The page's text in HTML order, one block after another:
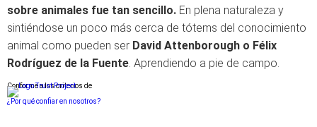
sobre animales fue tan sencillo. En plena naturaleza y
sintiéndose un poco más cerca de tótems del conocimiento
animal como pueden ser David Attenborough o Félix
Rodríguez de la Fuente. Aprendiendo a pie de campo.
Conforme a los criterios de
¿Por qué confiar en nosotros?